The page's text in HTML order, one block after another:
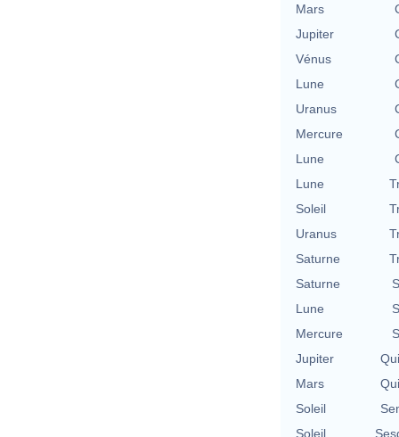
Mars
Jupiter
Vénus
Lune
Uranus
Mercure
Lune
Lune
Soleil
Uranus
Saturne
Saturne
Lune
Mercure
Jupiter
Mars
Soleil
Soleil